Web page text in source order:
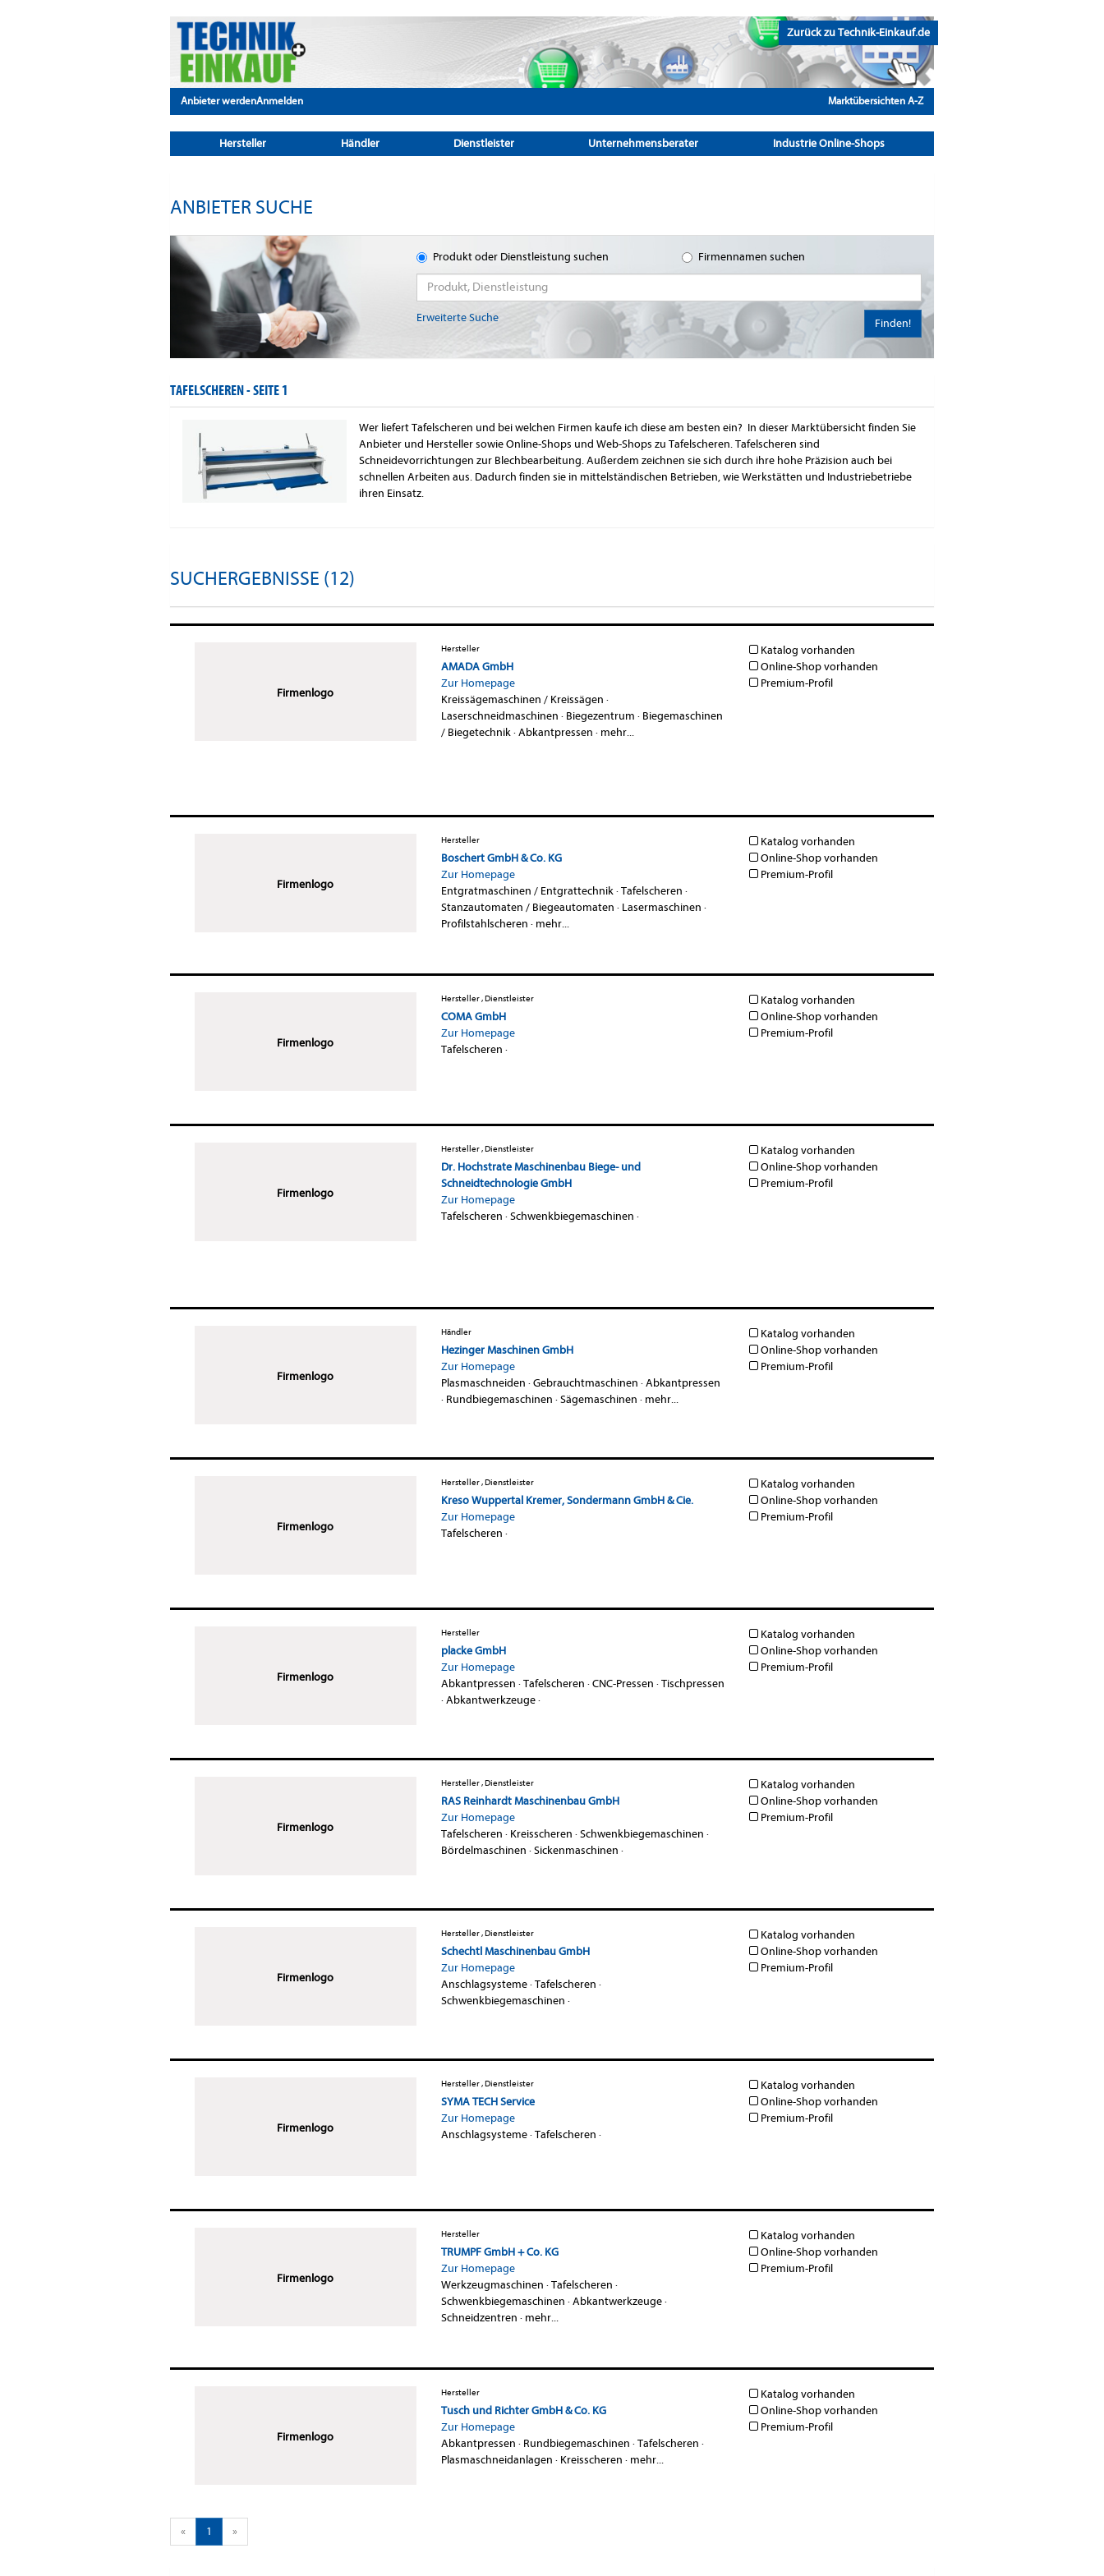
Zurück zu Technik-Einkauf.de
Anbieter werdenAnmelden Marktübersichten A-Z
Hersteller Händler Dienstleister Unternehmensberater Industrie Online-Shops
ANBIETER SUCHE
Produkt oder Dienstleistung suchen Firmennamen suchen
Erweiterte Suche Finden!
TAFELSCHEREN -SEITE 1
Wer liefert Tafelscheren und bei welchen Firmen kaufe ich diese am besten ein? In dieser Marktübersicht finden Sie
Anbieter und Hersteller sowie Online-Shops und Web-Shops zu Tafelscheren. Tafelscheren sind
Schneidevorrichtungen zur Blechbearbeitung. Außerdem zeichnen sie sich durch ihre hohe Präzision auch bei
schnellen Arbeiten aus. Dadurch finden sie in mittelständischen Betrieben, wie Werkstätten und Industriebetriebe
ihren Einsatz.
SUCHERGEBNISSE (12)
Firmenlogo
Hersteller
AMADA GmbH
Zur Homepage
Kreissägemaschinen / Kreissägen ·
Laserschneidmaschinen · Biegezentrum · Biegemaschinen
/ Biegetechnik·Abkantpressen · mehr...
Katalog vorhanden
Online-Shop vorhanden
Premium-Profil
Firmenlogo
Hersteller
Boschert GmbH & Co. KG
Zur Homepage
Entgratmaschinen / Entgrattechnik·Tafelscheren ·
Stanzautomaten / Biegeautomaten · Lasermaschinen ·
Profilstahlscheren · mehr...
Katalog vorhanden
Online-Shop vorhanden
Premium-Profil
Firmenlogo
Hersteller , Dienstleister
COMA GmbH
Zur Homepage
Tafelscheren ·
Katalog vorhanden
Online-Shop vorhanden
Premium-Profil
Firmenlogo
Hersteller , Dienstleister
Dr. Hochstrate Maschinenbau Biege- und
Schneidtechnologie GmbH
Zur Homepage
Tafelscheren ·Schwenkbiegemaschinen ·
Katalog vorhanden
Online-Shop vorhanden
Premium-Profil
Firmenlogo
Händler
Hezinger Maschinen GmbH
Zur Homepage
Plasmaschneiden ·Gebrauchtmaschinen ·Abkantpressen
· Rundbiegemaschinen ·Sägemaschinen · mehr...
Katalog vorhanden
Online-Shop vorhanden
Premium-Profil
Firmenlogo
Hersteller , Dienstleister
Kreso Wuppertal Kremer, Sondermann GmbH & Cie.
Zur Homepage
Tafelscheren ·
Katalog vorhanden
Online-Shop vorhanden
Premium-Profil
Firmenlogo
Hersteller
placke GmbH
Zur Homepage
Abkantpressen ·Tafelscheren ·CNC-Pressen ·Tischpressen
·Abkantwerkzeuge·
Katalog vorhanden
Online-Shop vorhanden
Premium-Profil
Firmenlogo
Hersteller , Dienstleister
RAS Reinhardt Maschinenbau GmbH
Zur Homepage
Tafelscheren · Kreisscheren ·Schwenkbiegemaschinen ·
Bördelmaschinen ·Sickenmaschinen ·
Katalog vorhanden
Online-Shop vorhanden
Premium-Profil
Firmenlogo
Hersteller , Dienstleister
Schechtl Maschinenbau GmbH
Zur Homepage
Anschlagsysteme·Tafelscheren ·
Schwenkbiegemaschinen ·
Katalog vorhanden
Online-Shop vorhanden
Premium-Profil
Firmenlogo
Hersteller , Dienstleister
SYMA TECH Service
Zur Homepage
Anschlagsysteme·Tafelscheren ·
Katalog vorhanden
Online-Shop vorhanden
Premium-Profil
Firmenlogo
Hersteller
TRUMPF GmbH + Co. KG
Zur Homepage
Werkzeugmaschinen ·Tafelscheren ·
Schwenkbiegemaschinen ·Abkantwerkzeuge·
Schneidzentren · mehr...
Katalog vorhanden
Online-Shop vorhanden
Premium-Profil
Firmenlogo
Hersteller
Tusch und Richter GmbH & Co. KG
Zur Homepage
Abkantpressen · Rundbiegemaschinen ·Tafelscheren ·
Plasmaschneidanlagen · Kreisscheren · mehr...
Katalog vorhanden
Online-Shop vorhanden
Premium-Profil
« 1 »